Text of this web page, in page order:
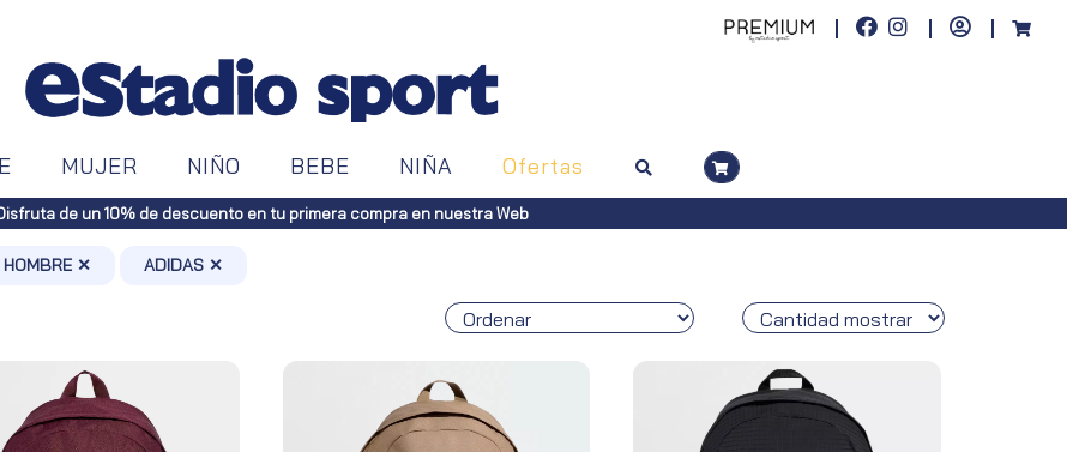
MUJER NIÑO BEBE NIÑA Ofertas
toda España (Canarias, pedidos superiores a 50€. Península, pedidos superiores a 100€)
HOMBRE ✕ ADIDAS ✕